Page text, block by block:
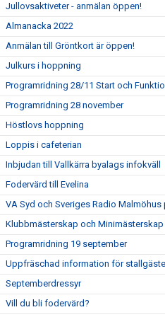
Jullovsaktiveter - anmälan öppen!
Almanacka 2022
Anmälan till Gröntkort är öppen!
Julkurs i hoppning
Programridning 28/11 Start och
Programridning 28 november
Höstlovs hoppning
Loppis i cafeterian
Inbjudan till Vallkärra byalags infokväll
Fodervärd till Evelina
VA Syd och Sveriges Radio
Klubbmästerskap och Minimästerskap
Programridning 19 september
Uppfräschad information för
Septemberdressyr
Vill du bli fodervärd?